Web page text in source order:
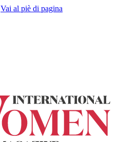
Vai al piè di pagina